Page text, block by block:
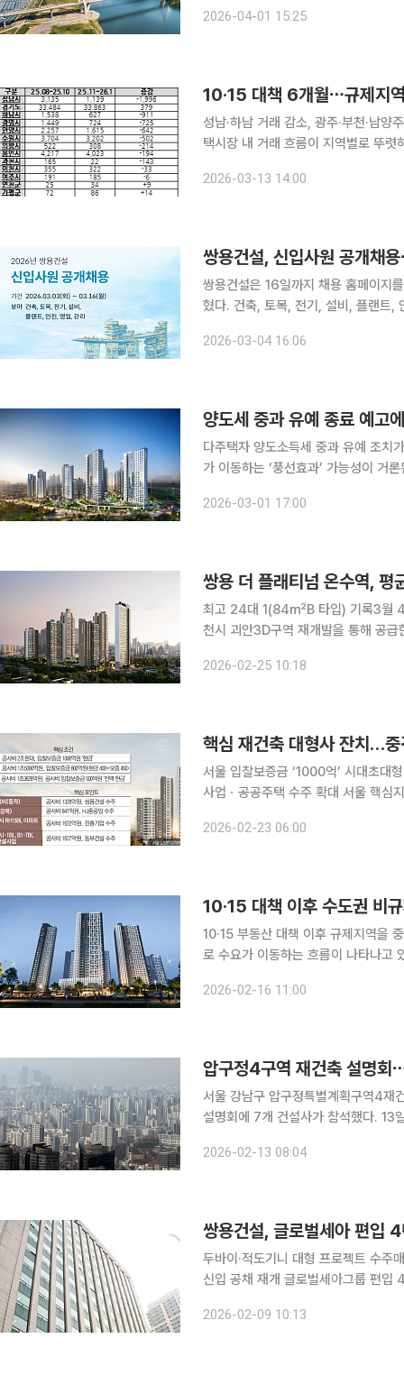
구 공사를 2018년 5월 기술형 입찰
2026-04-01 15:25
10·15 대책 6개월⋯규제지
성남·하남 거래 감소, 광주·부천·남양주 증가 10·15 부동산 대책 시행 6개월이 지나
택시장 내 거래 흐름이 지역별로 뚜
2026-03-13 14:00
쌍용건설, 신입사원 공개채
쌍용건설은 16일까지 채용 홈페이지
혔다. 건축, 토목, 전기, 설비, 플랜트, 안전, 영업 8개 부문에서 약 30명을 채용한다. 지원 자격은 올
2026-03-04 16:06
양도세 중과 유예 종료 예고
다주택자 양도소득세 중과 유예 조치
가 이동하는 ‘풍선효과’ 가능성이 거
면 다주택자 양도세 중과 유예 종료가
2026-03-01 17:00
쌍용 더 플래티넘 온수역, 평
최고 24대 1(84㎡B 타입) 기록3월 4일 당첨
천시 괴안3D구역 재개발을 통해 공
위 청약에서 특별공급을 제외한 109
2026-02-25 10:18
핵심 재건축 대형사 잔치…중
서울 입찰보증금 ‘1000억’ 시대초대
사업ㆍ공공주택 수주 확대 서울 핵심지 정비사업 수주전이 ‘대형사 전장’으로 굳어지면서 중견·중소
금융제공, 브랜드·설계 패키지 경쟁
2026-02-23 06:00
10·15 대책 이후 수도권 비
10·15 부동산 대책 이후 규제지역을
로 수요가 이동하는 흐름이 나타나고
역과 경기 12개 지역이 조정대상지역
2026-02-16 11:00
압구정4구역 재건축 설명회
서울 강남구 압구정특별계획구역4재
설명회에 7개 건설사가 참석했다. 13일 압구정4구역 재건축 조합에 따르면 전날 조합 사무실 열린
다. 압구정4구역 재건축 사업은 압
2026-02-13 08:04
쌍용건설, 글로벌세아 편입
두바이·적도기니 대형 프로젝트 수
신입 공채 재개 글로벌세아그룹 편입 4년 차에 들어선 쌍용건설이 해외 수주 확대와 재무구조 개선
맞물리면서 매출과 이익이 3년 연속
2026-02-09 10:13